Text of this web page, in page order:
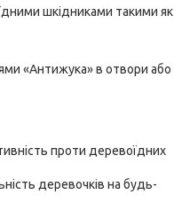
шкідниками такими як
«Антижука» в отвори або
проти деревоїдних
деревочків на будь-